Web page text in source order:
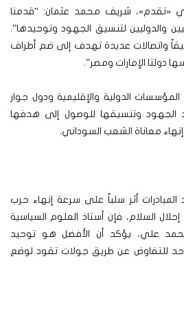
في «تقدم»، شريف محمد عثمان: “قدمنا
والدوليين لتنسيق الجهود وتوحيدها”.
واتصالات عديدة تهدف إلى ضم أطراف
دولتا الإمارات ومصر”.
الدولية والإقليمية ودول جوار
الجهود وتنسيقها للوصول إلى هدفها
معاناة الشعب السوداني.
أثر سلباً على سرعة إنهاء حرب
السلام، فإن أستاذ العلوم السياسية
علي، يؤكد أن الأفضل هو توحيد
واحد للتفاوض عن طريق جولات تقود لوضع